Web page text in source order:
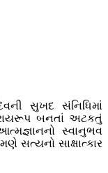
સુખદ સંનિધિમાં
બનતાં અટકતું
સ્વાનુભવ
સાક્ષાત્કાર